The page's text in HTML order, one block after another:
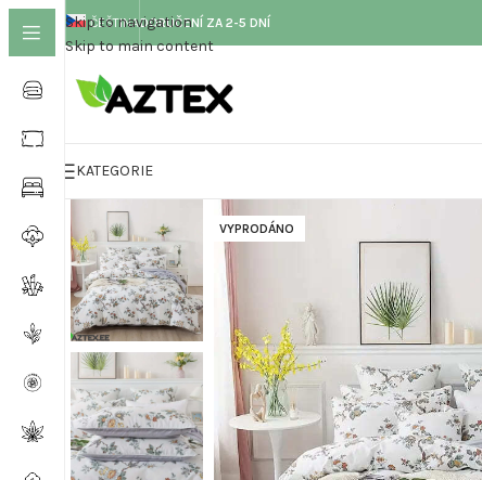
Skip to navigation
Skip to main content
ČEŠTINADORUČENÍ ZA 2-5 DNÍ
KATEGORIE
VYPRODÁNO